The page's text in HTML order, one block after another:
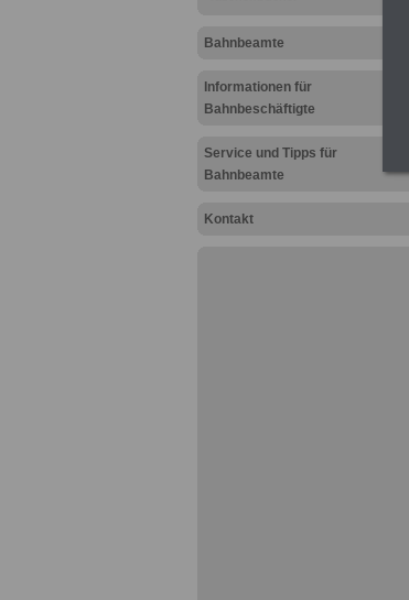
Bahnbeamte
Informationen für
Bahnbeschäftigte
Service und Tipps für
Bahnbeamte
Kontakt